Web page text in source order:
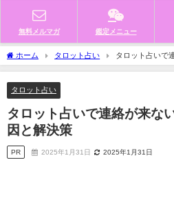
無料メルマガ 鑑定メニュー
ホーム タロット占い
タロット占いで
解決策
タロット占い
タロット占いで連絡が来な
因と解決策
PR 2025年1月31日 2025年1月31日